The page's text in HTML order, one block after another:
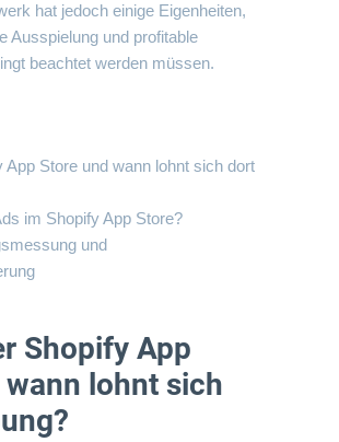
hat jedoch einige Eigenheiten,
Ausspielung und profitable
beachtet werden müssen.
App Store und wann lohnt sich dort
im Shopify App Store?
und
Shopify App
lohnt sich